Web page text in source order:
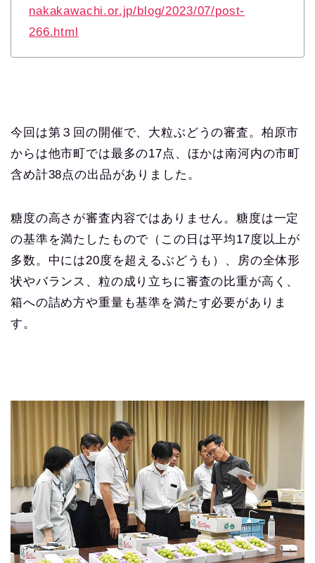
nakakawachi.or.jp/blog/2023/07/post-
266.html
今回は第３回の開催で、大粒ぶどうの審査。柏原市
からは他市町では最多の17点、ほかは南河内の市町
含め計38点の出品がありました。
糖度の高さが審査内容ではありません。糖度は一定
の基準を満たしたもので（この日は平均17度以上が
多数。中には20度を超えるぶどうも）、房の全体形
状やバランス、粒の成り立ちに審査の比重が高く、
箱への詰め方や重量も基準を満たす必要がありま
す。